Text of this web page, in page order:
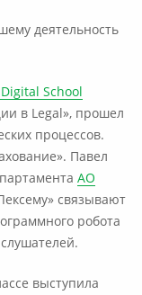
деятельность
School
в Legal», прошел
процессов.
Павел
АО
связывают
робота
выступила